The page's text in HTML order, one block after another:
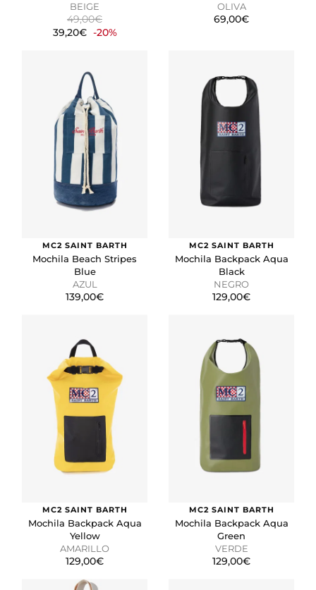
BEIGE
49,00€
39,20€ -20%
OLIVA
69,00€
MC2 SAINT BARTH
Mochila Beach Stripes
Blue
AZUL
139,00€
MC2 SAINT BARTH
Mochila Backpack Aqua
Black
NEGRO
129,00€
MC2 SAINT BARTH
Mochila Backpack Aqua
Yellow
AMARILLO
129,00€
MC2 SAINT BARTH
Mochila Backpack Aqua
Green
VERDE
129,00€